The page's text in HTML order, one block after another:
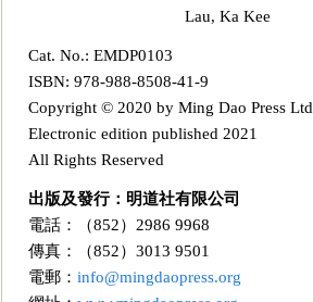
Lau, Ka Kee
Cat. No.: EMDP0103
ISBN: 978-988-8508-41-9
Copyright © 2020 by Ming Dao Press
Electronic edition published 2021
All Rights Reserved
出版及發行：明道社有限公司
電話：（852）2986 9968
傳真：（852）3013 9501
電郵： info@mingdaopress.org